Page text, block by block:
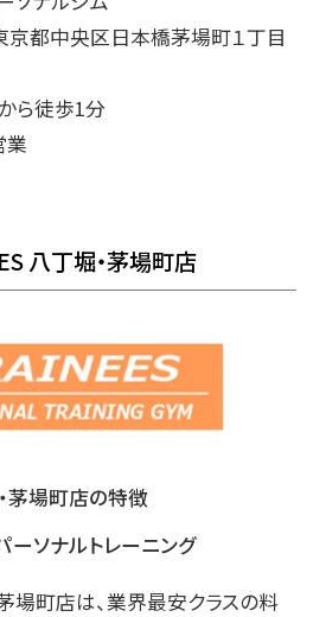
都中央区日本橋茅場町１丁目
ら徒歩1分
八丁堀・茅場町店
茅場町店の特徴
ーソナルトレーニング
場町店は、業界最安クラスの料